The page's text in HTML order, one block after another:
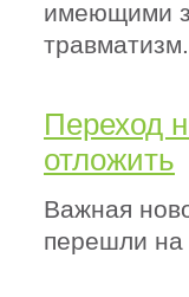
имеющими
травматизм.
Переход
отложить
Важная
перешли